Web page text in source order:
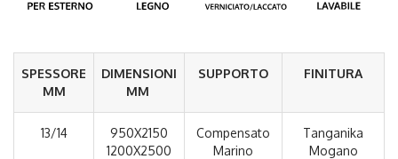
SPESSORE
MM
DIMENSIONI
MM
SUPPORTO FINITURA
13/14
950X2150
1200X2500
Compensato
Marino
Tanganika
Mogano